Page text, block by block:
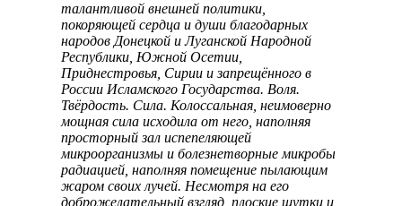
талантливой внешней политики,
покоряющей сердца и души благодарных
народов Донецкой и Луганской Народной
Республики, Южной Осетии,
Приднестровья, Сирии и запрещённого в
России Исламского Государства. Воля.
Твёрдость. Сила. Колоссальная, неимоверно
мощная сила исходила от него, наполняя
просторный зал испепеляющей
микроорганизмы и болезнетворные микробы
радиацией, наполняя помещение пылающим
жаром своих лучей. Несмотря на его
доброжелательный взгляд, плоские шутки и